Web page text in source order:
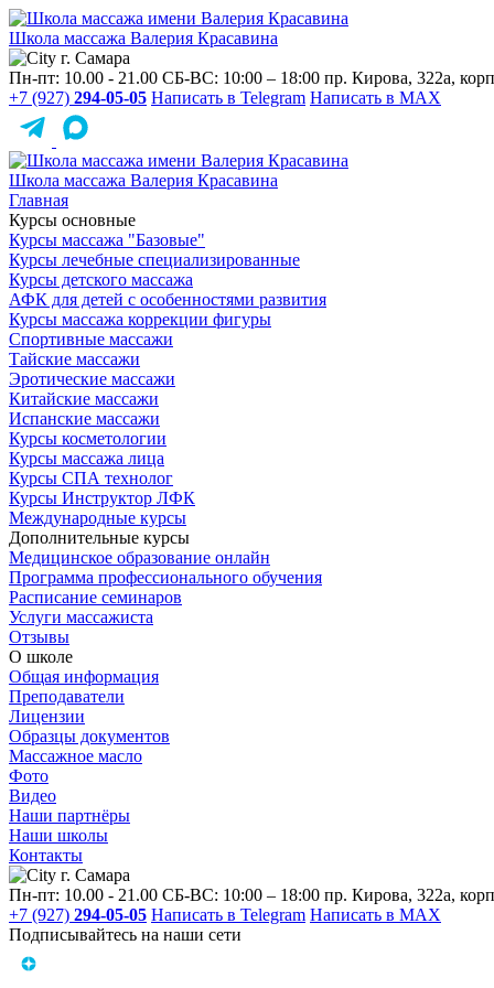
Школа массажа Валерия Красавина
г. Самара
Пн-пт: 10.00 - 21.00 СБ-ВС: 10:00 – 18:00 пр. Кирова, 322a,
+7 (927) 294-05-05 Написать в Telegram Написать в MAX
Школа массажа Валерия Красавина
Главная
Курсы основные
Курсы массажа "Базовые"
Курсы лечебные специализированные
Курсы детского массажа
АФК для детей с особенностями развития
Курсы массажа коррекции фигуры
Спортивные массажи
Тайские массажи
Эротические массажи
Китайские массажи
Испанские массажи
Курсы косметологии
Курсы массажа лица
Курсы СПА технолог
Курсы Инструктор ЛФК
Международные курсы
Дополнительные курсы
Медицинское образование онлайн
Программа профессионального обучения
Расписание семинаров
Услуги массажиста
Отзывы
О школе
Общая информация
Преподаватели
Лицензии
Образцы документов
Массажное масло
Фото
Видео
Наши партнёры
Наши школы
Контакты
г. Самара
Пн-пт: 10.00 - 21.00 СБ-ВС: 10:00 – 18:00 пр. Кирова, 322a,
+7 (927) 294-05-05 Написать в Telegram Написать в MAX
Подписывайтесь на наши сети